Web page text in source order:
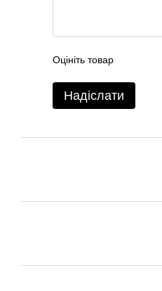
Оцініть товар
Надіслати